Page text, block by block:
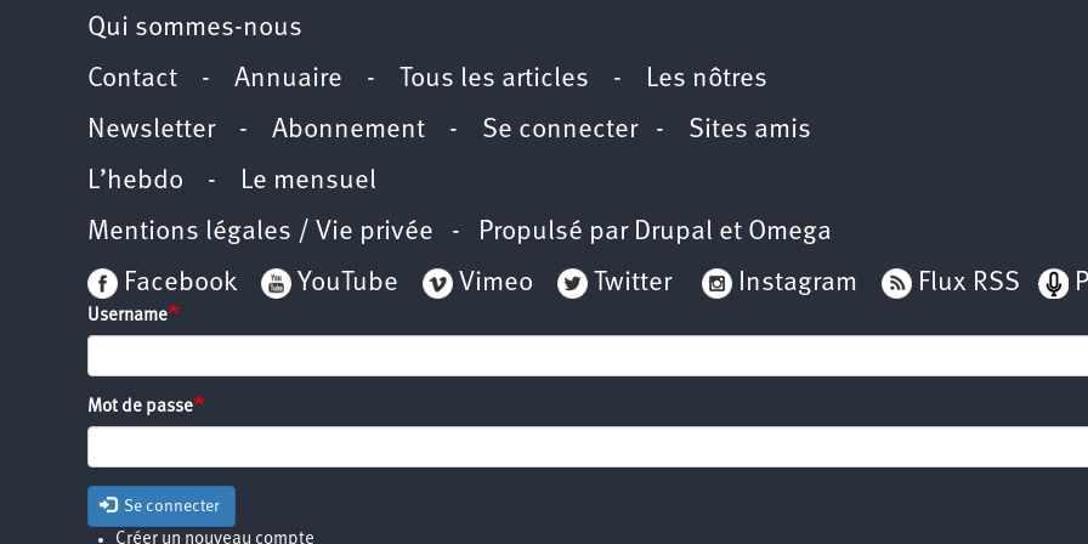
Qui sommes-nous
Contact - Annuaire - Tous les articles - Les nôtres
Newsletter- Abonnement - Se connecter- Sites amis
L’hebdo - Le mensuel
Mentions légales / Vie privée - Propulsé par Drupal et Omega
Facebook
YouTube Vimeo Twitter Instagram Flux RSS
Username
Mot de passe
Se connecter
Créer un nouveau compte